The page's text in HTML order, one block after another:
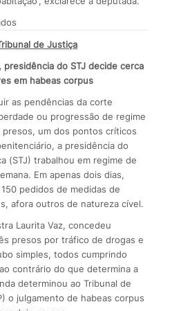
de Justiça
do STJ decide cerca
em habeas corpus
as pendências da corte
ou progressão de regime
um dos pontos críticos
a presidência do
(STJ) trabalhou em regime de
Em apenas dois dias,
pedidos de medidas de
afora outros de natureza cível.
Laurita Vaz, concedeu
presos por tráfico de drogas e
simples, todos cumprindo
contrário do que determina a
determinou ao Tribunal de
o julgamento de habeas corpus